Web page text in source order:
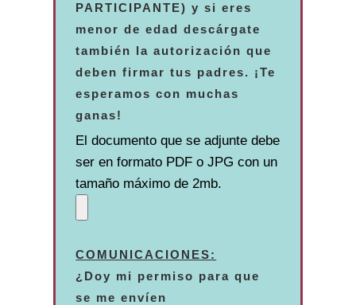
PARTICIPANTE) y si eres
menor de edad descárgate
también la autorización que
deben firmar tus padres. ¡Te
esperamos con muchas
ganas!
El documento que se adjunte debe
ser en formato PDF o JPG con un
tamaño máximo de 2mb.
COMUNICACIONES:
¿Doy mi permiso para que
se me envíen